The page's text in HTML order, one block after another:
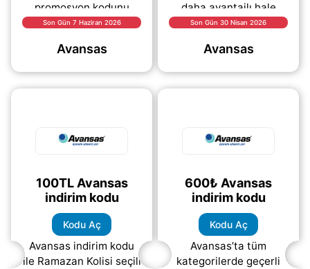
promosyon kodunu
kullanarak
avantajlı fiyatlarla
Son Gün 7 Haziran 2026
Avansas
daha avantajlı hale
getirebilirsiniz. Bu
yapacağınız
Son Gün 30 Nisan 2026
Avansas
100TL Avansas
indirim kodu
Kodu Aç
Avansas indirim kodu
ile Ramazan Kolisi seçili
600₺ Avansas
indirim kodu
Kodu Aç
Avansas’ta tüm
kategorilerde geçerli